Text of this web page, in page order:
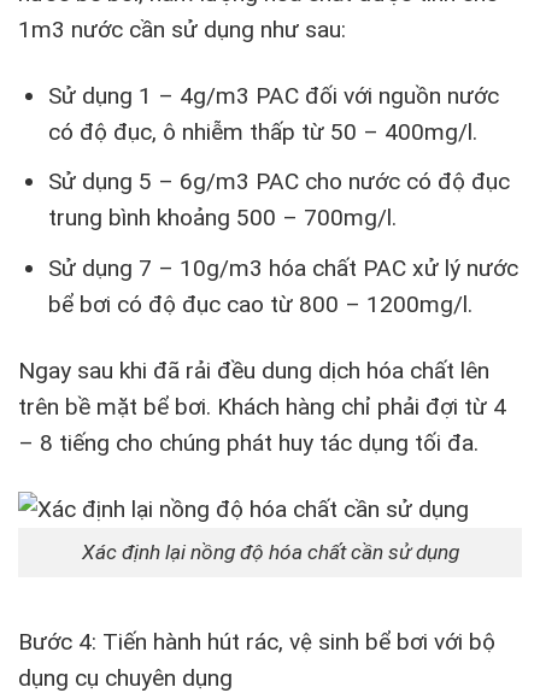
1m3 nước cần sử dụng như sau:
Sử dụng 1 – 4g/m3 PAC đối với nguồn nước
có độ đục, ô nhiễm thấp từ 50 – 400mg/l.
Sử dụng 5 – 6g/m3 PAC cho nước có độ đục
trung bình khoảng 500 – 700mg/l.
Sử dụng 7 – 10g/m3 hóa chất PAC xử lý nước
bể bơi có độ đục cao từ 800 – 1200mg/l.
Ngay sau khi đã rải đều dung dịch hóa chất lên
trên bề mặt bể bơi. Khách hàng chỉ phải đợi từ 4
– 8 tiếng cho chúng phát huy tác dụng tối đa.
Xác định lại nồng độ hóa chất cần sử dụng
Bước 4: Tiến hành hút rác, vệ sinh bể bơi với bộ
dụng cụ chuyên dụng